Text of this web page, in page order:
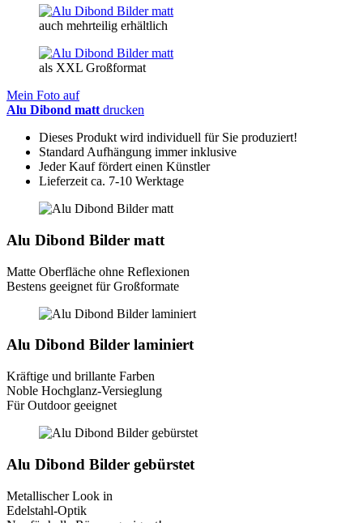
auch mehrteilig erhältlich
als XXL Großformat
Mein Foto auf
Alu Dibond matt drucken
Dieses Produkt wird individuell für Sie produziert!
Standard Aufhängung immer inklusive
Jeder Kauf fördert einen Künstler
Lieferzeit ca. 7-10 Werktage
Alu Dibond Bilder matt
Matte Oberfläche ohne Reflexionen
Bestens geeignet für Großformate
Alu Dibond Bilder laminiert
Kräftige und brillante Farben
Noble Hochglanz-Versieglung
Für Outdoor geeignet
Alu Dibond Bilder gebürstet
Metallischer Look in
Edelstahl-Optik